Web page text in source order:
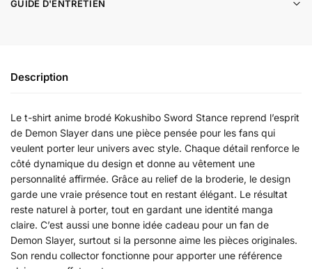
GUIDE D'ENTRETIEN
Description
Le t-shirt anime brodé Kokushibo Sword Stance reprend l’esprit
de Demon Slayer dans une pièce pensée pour les fans qui
veulent porter leur univers avec style. Chaque détail renforce le
côté dynamique du design et donne au vêtement une
personnalité affirmée. Grâce au relief de la broderie, le design
garde une vraie présence tout en restant élégant. Le résultat
reste naturel à porter, tout en gardant une identité manga
claire. C’est aussi une bonne idée cadeau pour un fan de
Demon Slayer, surtout si la personne aime les pièces originales.
Son rendu collector fonctionne pour apporter une référence